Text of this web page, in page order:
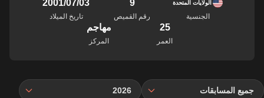
الولايات المتحدة
الجنسية
9
رقم القميص
03‏/07‏/2001
تاريخ الميلاد
25
العمر
مهاجم
المركز
جميع المسابقات 2026